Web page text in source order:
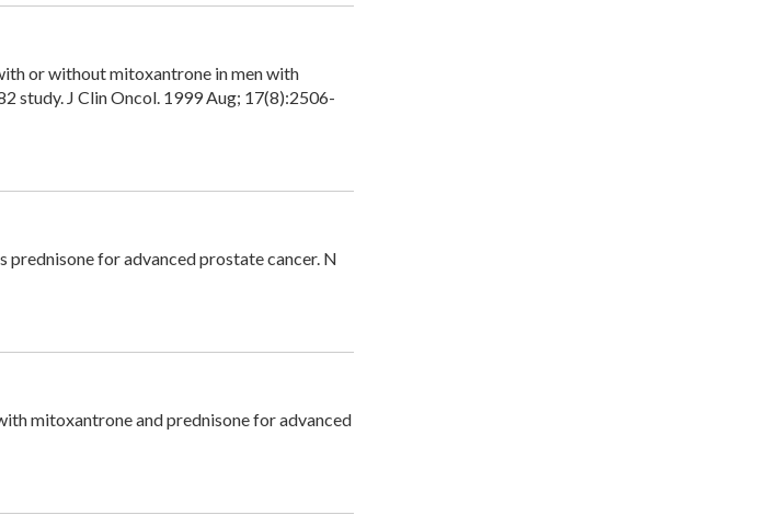
or without mitoxantrone in men with
study. J Clin Oncol. 1999 Aug; 17(8):2506-
prednisone for advanced prostate cancer. N
mitoxantrone and prednisone for advanced